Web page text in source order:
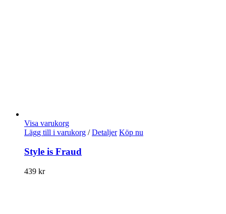
Visa varukorg
Lägg till i varukorg / Detaljer Köp nu
Style is Fraud
439 kr